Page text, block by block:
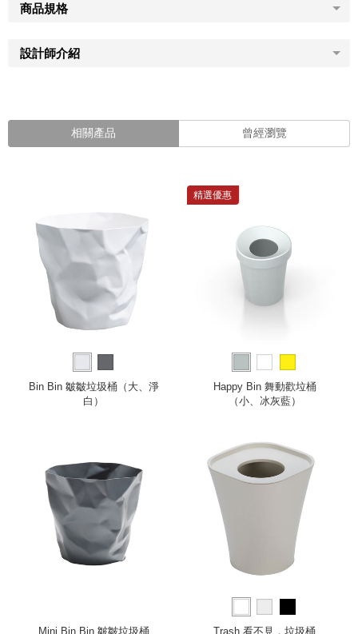
商品規格
設計師介紹
相關產品 曾經瀏覽
Bin Bin 皺皺垃圾桶（大、淨
白）
精選優惠
Happy Bin 舞動歡垃桶
（小、冰灰藍）
Mini Bin Bin 皺皺垃圾桶 Trash 看不見．垃圾桶